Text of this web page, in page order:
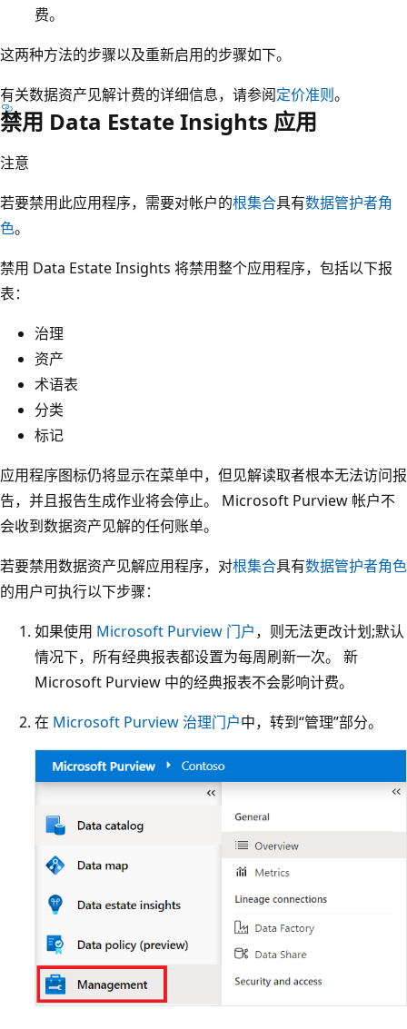
费。
这两种方法的步骤以及重新启用的步骤如下。
有关数据资产见解计费的详细信息，请参阅定价准则。
禁用 Data Estate Insights 应用
注意
若要禁用此应用程序，需要对帐户的根集合具有数据管护者角
色。
禁用 Data Estate Insights 将禁用整个应用程序，包括以下报
表：
治理
资产
术语表
分类
标记
应用程序图标仍将显示在菜单中，但见解读取者根本无法访问报
告，并且报告生成作业将会停止。 Microsoft Purview 帐户不
会收到数据资产见解的任何账单。
若要禁用数据资产见解应用程序，对根集合具有数据管护者角色
的用户可执行以下步骤：
如果使用 Microsoft Purview 门户，则无法更改计划;默认
情况下，所有经典报表都设置为每周刷新一次。 新
Microsoft Purview 中的经典报表不会影响计费。
在 Microsoft Purview 治理门户中，转到“管理”部分。